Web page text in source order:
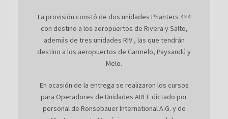
La provisión constó de dos unidades Phanters 4×4
con destino a los aeropuertos de Rivera y Salto,
además de tres unidades RIV , las que tendrán
destino a los aeropuertos de Carmelo, Paysandú y
Melo.
En ocasión de la entrega se realizaron los cursos
para Operadores de Unidades ARFF dictado por
personal de Ronsebauer International A.G. y de